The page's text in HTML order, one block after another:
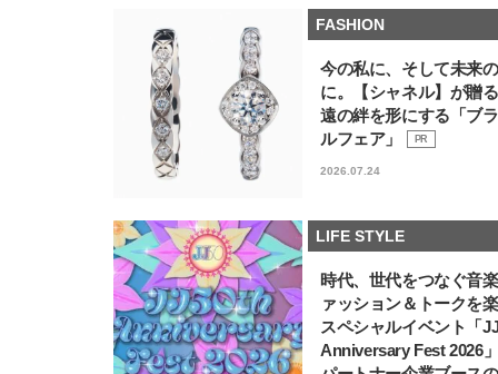
FASHION
今の私に、そして未来
に。【シャネル】が贈
遠の絆を形にする「ブ
ルフェア」
PR
2026.07.24
LIFE STYLE
時代、世代をつなぐ音
ァッション＆トークを
スペシャルイベント「
Anniversary Fest 2026